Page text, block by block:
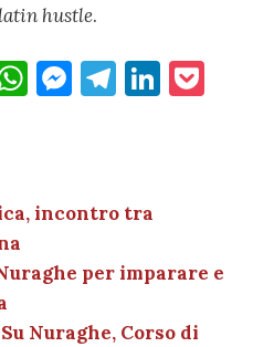
latin hustle.
W
A
p
M
g
T
a
m
Li
incontro tra
per imparare e
Nuraghe, Corso di